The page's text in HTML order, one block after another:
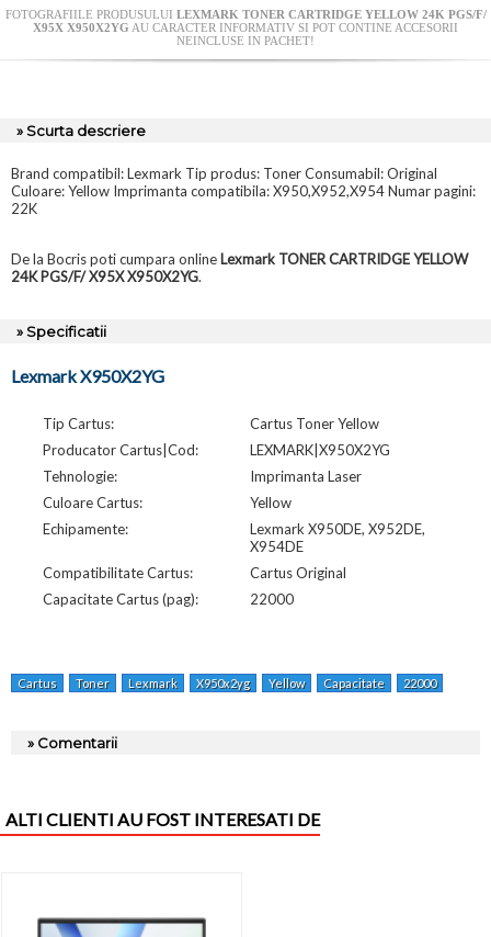
FOTOGRAFIILE PRODUSULUI LEXMARK TONER CARTRIDGE YELLOW 24K PGS/F/
X95X X950X2YG AU CARACTER INFORMATIV SI POT CONTINE ACCESORII
NEINCLUSE IN PACHET!
» Scurta descriere
Brand compatibil: Lexmark Tip produs: Toner Consumabil: Original
Culoare: Yellow Imprimanta compatibila: X950,X952,X954 Numar pagini:
22K
De la Bocris poti cumpara online Lexmark TONER CARTRIDGE YELLOW
24K PGS/F/ X95X X950X2YG.
» Specificatii
Lexmark X950X2YG
Tip Cartus:
Cartus Toner Yellow
Producator Cartus|Cod:
LEXMARK|X950X2YG
Tehnologie:
Imprimanta Laser
Culoare Cartus:
Yellow
Echipamente:
Lexmark X950DE, X952DE,
X954DE
Compatibilitate Cartus:
Cartus Original
Capacitate Cartus (pag):
22000
Cartus Toner Lexmark X950x2yg Yellow Capacitate 22000
» Comentarii
ALTI CLIENTI AU FOST INTERESATI DE